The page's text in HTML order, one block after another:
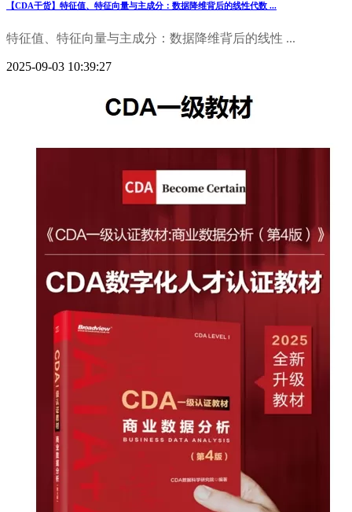
【CDA干货】特征值、特征向量与主成分：数据降维背后的线性代数 ...
特征值、特征向量与主成分：数据降维背后的线性 ...
2025-09-03 10:39:27